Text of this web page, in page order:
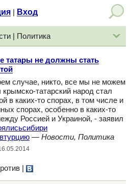
Вход
| Политика
татары не должны стать
случае, никто, все мы не можем
крымско-татарский народ стал
в каких-то спорах, в том числе и
спорах, особенно в каких-то
Россией и Украиной, - заявил
— Новости, Политика